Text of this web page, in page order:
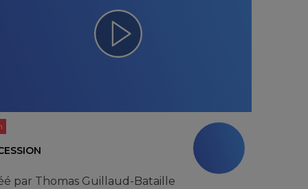
par Thomas Guillaud-Bataille